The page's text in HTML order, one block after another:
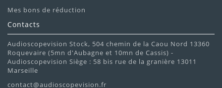
Mes bons de réduction
Contacts
Audioscopevision Stock, 504 chemin de la Caou Nord 13360
Roquevaire (5mn d'Aubagne et 10mn de Cassis) -
Audioscopevision Siège : 58 bis rue de la granière 13011
Marseille
contact@audioscopevision.fr